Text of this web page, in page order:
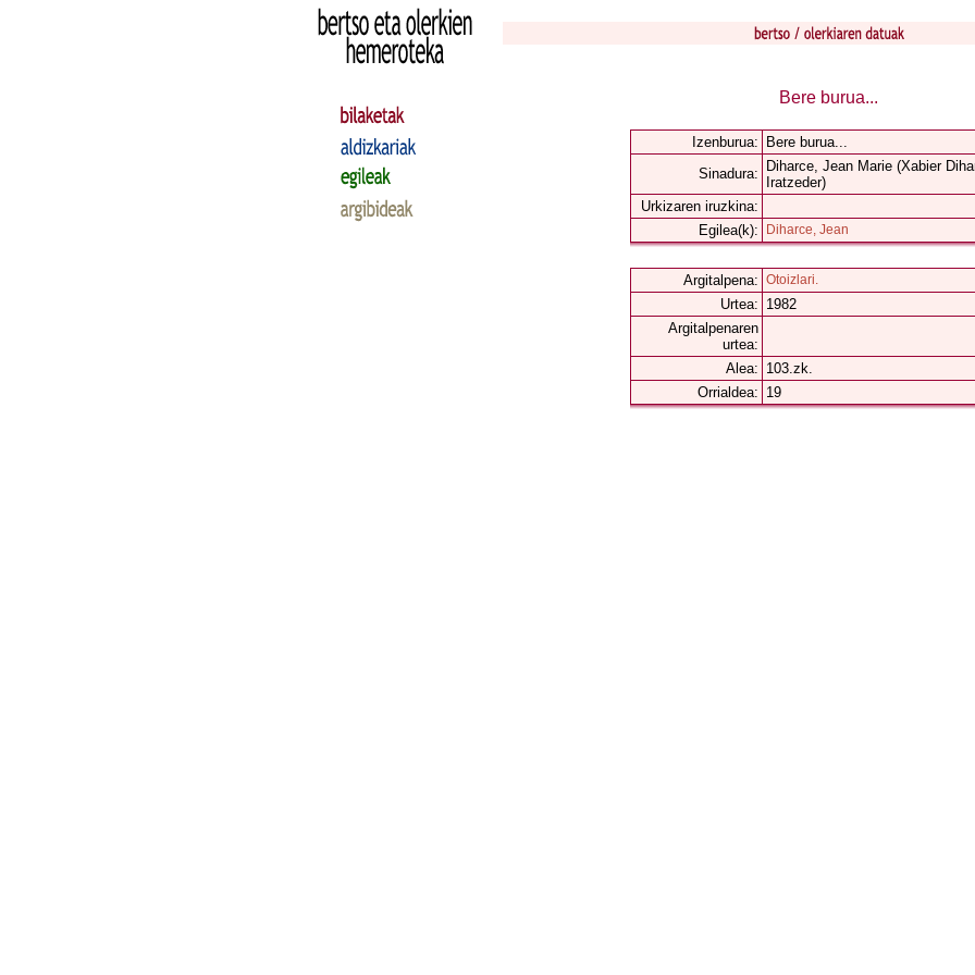
Bere burua...
Izenburua:
Bere burua...
Sinadura:
Diharce, Jean Marie (Xabier
Iratzeder)
Urkizaren iruzkina:
Egilea(k):
Diharce, Jean
Argitalpena: Otoizlari.
Urtea: 1982
Argitalpenaren
urtea:
Alea: 103.zk.
Orrialdea: 19